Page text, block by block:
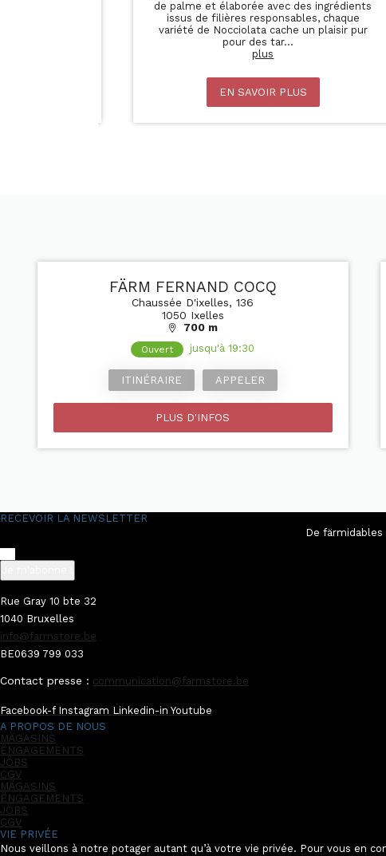
de palme et élaborée avec des ingrédients
issus de filières responsables, chaque
variété de Nocciolata cache un plaisir pur
pour des tar...
plus
EN SAVOIR PLUS
FÄRM FERNAND COCQ
Chaussée D'ixelles, 136
1050 Ixelles
700 m
Ouvert jusqu'à 19:30
ITINÉRAIRE APPELER
PLUS D'INFOS
RECEVOIR LA NEWSLETTER
De
Rue Gray 10 bte 32
1040 Bruxelles
info@farmstore.be
BE0639 799 033
Contact presse : communication@farmstore.be
Facebook-f Instagram Linkedin-in Youtube
A PROPOS DE NOUS
MÄGASINS
ËNGAGEMENTS
JÖBS
CGV
MÄGASINS
ËNGAGEMENTS
JÖBS
CGV
VIE PRIVÉE
Nous veillons à notre potager autant qu’à votre vie privée. Pour vous en